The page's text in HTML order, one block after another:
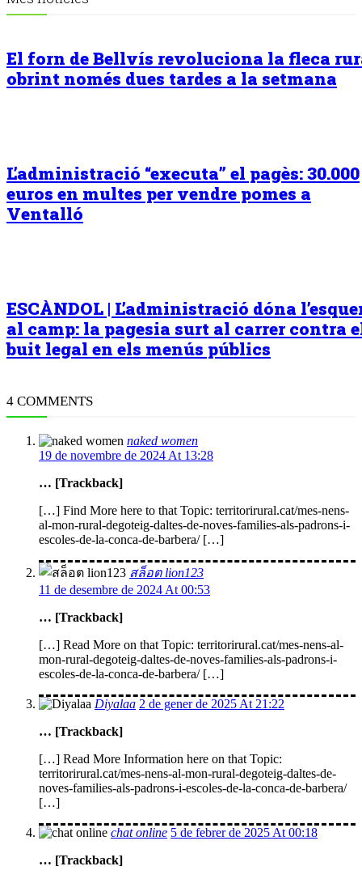
El forn de Bellvís revoluciona la fleca
obrint només dues tardes a la setmana
L’administració “executa” el pagès: 30.000
euros en multes per vendre pomes a
Ventalló
ESCÀNDOL | L’administració dóna
al camp: la pagesia surt al carrer contra
buit legal en els menús públics
4 COMMENTS
naked women
19 de novembre de 2024 At 13:28
… [Trackback]
[…] Find More here to that Topic: territorirural.cat/mes-nens-
al-mon-rural-degoteig-daltes-de-noves-families-als-padrons-i-
escoles-de-la-conca-de-barbera/ […]
สล็อต lion123
11 de desembre de 2024 At 00:53
… [Trackback]
[…] Read More on that Topic: territorirural.cat/mes-nens-al-
mon-rural-degoteig-daltes-de-noves-families-als-padrons-i-
escoles-de-la-conca-de-barbera/ […]
Diyalaa 2 de gener de 2025 At 21:22
… [Trackback]
[…] Read More Information here on that Topic:
territorirural.cat/mes-nens-al-mon-rural-degoteig-daltes-de-
noves-families-als-padrons-i-escoles-de-la-conca-de-barbera/
[…]
chat online 5 de febrer de 2025 At 00:18
… [Trackback]